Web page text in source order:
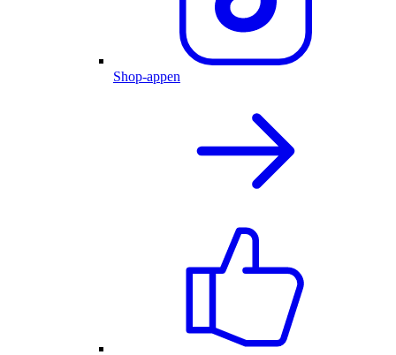
Shop-appen